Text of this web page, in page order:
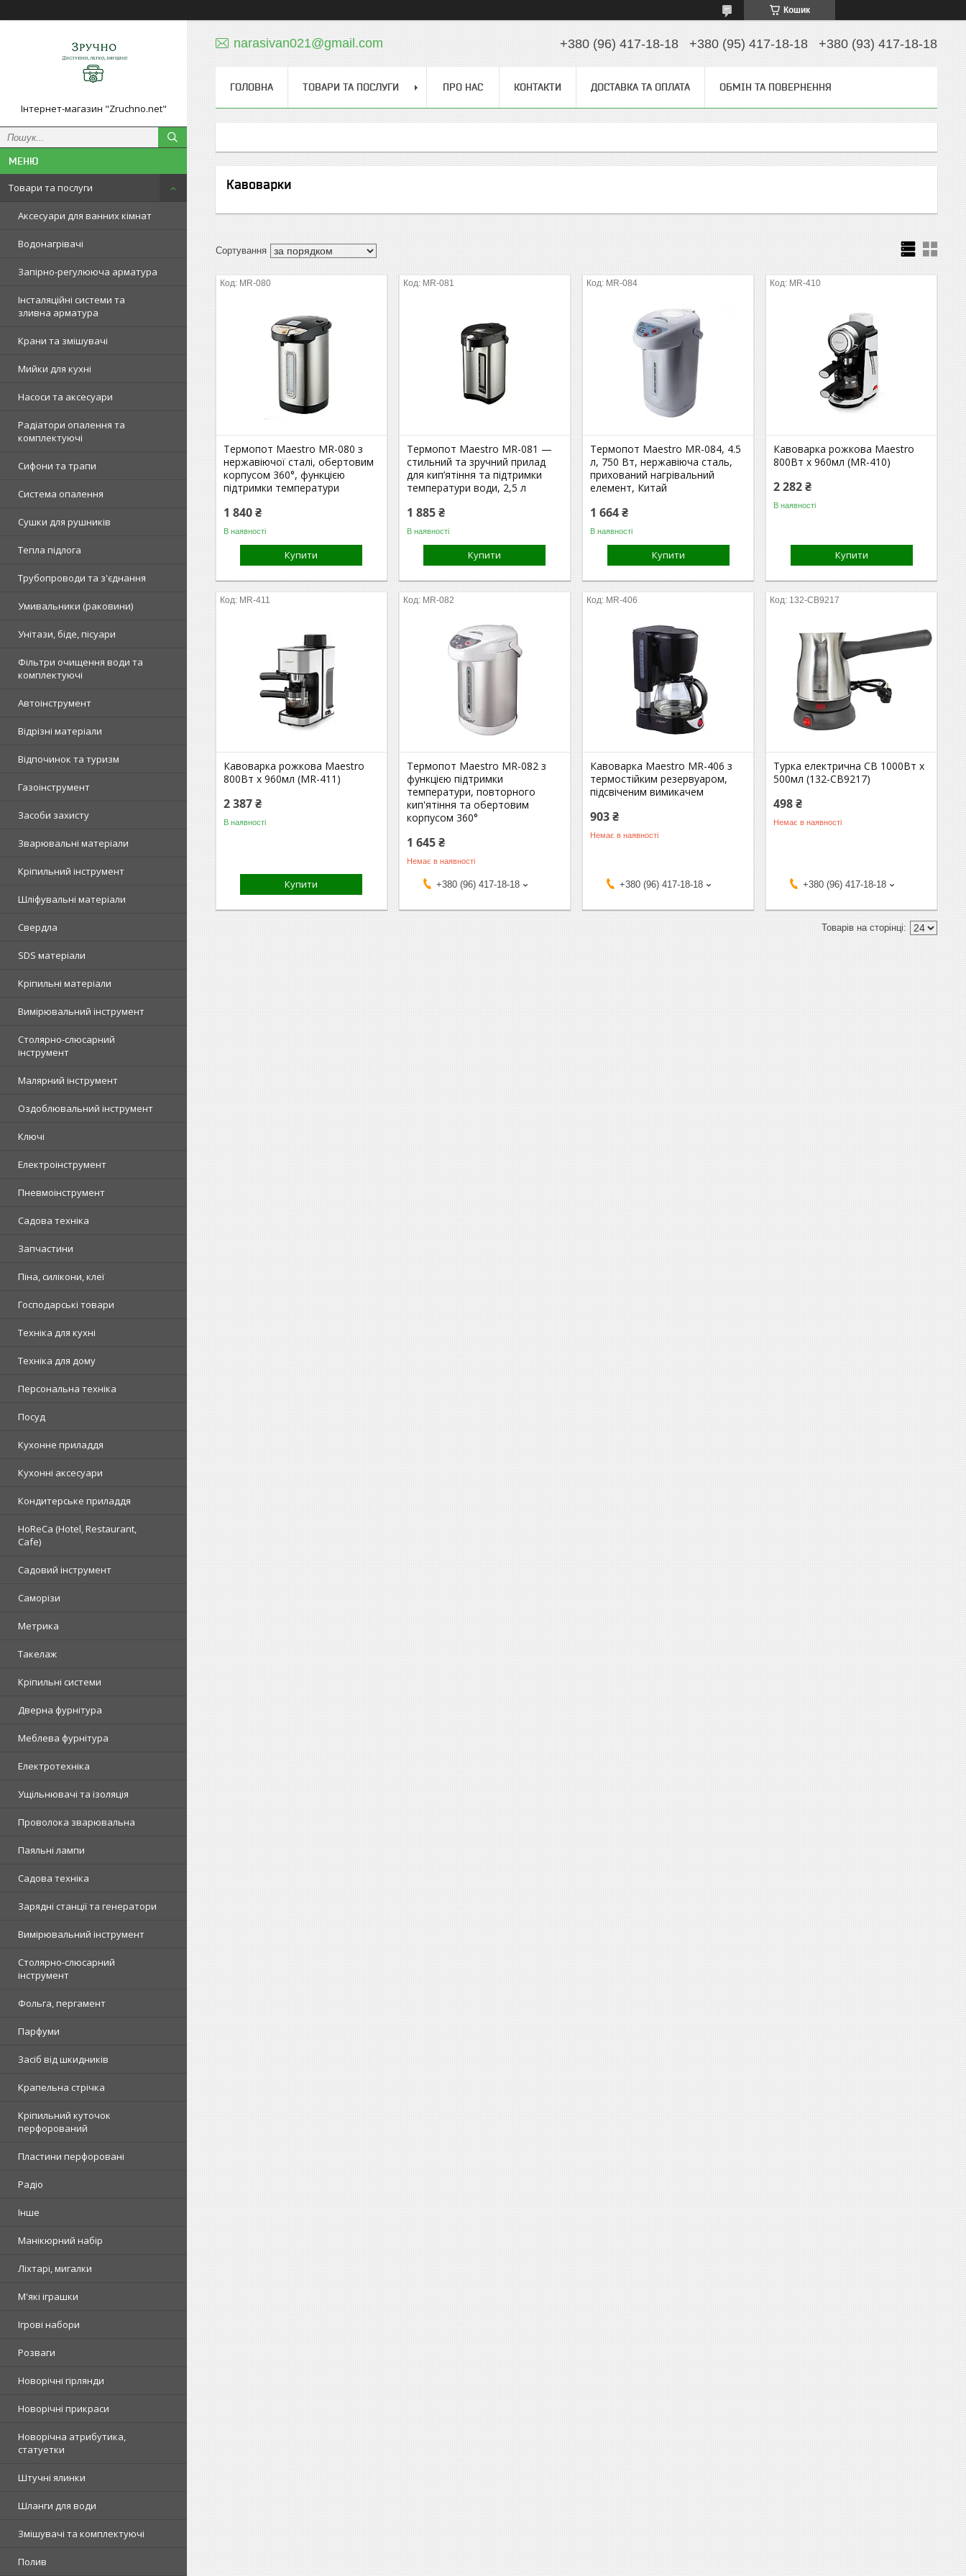
Кошик
Інтернет-магазин "Zruchno.net"
Товари та послуги
Аксесуари для ванних кімнат
Водонагрівачі
Запірно-регулююча арматура
Інсталяційні системи та
зливна арматура
Крани та змішувачі
Мийки для кухні
Насоси та аксесуари
Радіатори опалення та
комплектуючі
Сифони та трапи
Система опалення
Сушки для рушників
Тепла підлога
Трубопроводи та з'єднання
Умивальники (раковини)
Унітази, біде, пісуари
Фільтри очищення води та
комплектуючі
Автоінструмент
Відрізні матеріали
Відпочинок та туризм
Газоінструмент
Засоби захисту
Зварювальні матеріали
Кріпильний інструмент
Шліфувальні матеріали
Свердла
SDS матеріали
Кріпильні матеріали
Вимірювальний інструмент
Столярно-слюсарний
інструмент
Малярний інструмент
Оздоблювальний інструмент
Ключі
Електроінструмент
Пневмоінструмент
Садова техніка
Запчастини
Піна, силікони, клеї
Господарські товари
Техніка для кухні
Техніка для дому
Персональна техніка
Посуд
Кухонне приладдя
Кухонні аксесуари
Кондитерське приладдя
HoReCa (Hotel, Restaurant,
Cafe)
Садовий інструмент
Саморізи
Метрика
Такелаж
Кріпильні системи
Дверна фурнітура
Меблева фурнітура
Електротехніка
Ущільнювачі та ізоляція
Проволока зварювальна
Паяльні лампи
Садова техніка
Зарядні станції та генератори
Вимірювальний інструмент
Столярно-слюсарний
інструмент
Фольга, пергамент
Парфуми
Засіб від шкидників
Крапельна стрічка
Кріпильний куточок
перфорований
Пластини перфоровані
Радіо
Інше
Манікюрний набір
Ліхтарі, мигалки
М'які іграшки
Ігрові набори
Розваги
Новорічні гірлянди
Новорічні прикраси
Новорічна атрибутика,
статуетки
Штучні ялинки
Шланги для води
Змішувачі та комплектуючі
Полив
narasivan021@gmail.com +380 (96) 417-18-18 +380 (95) 417-18-18 +380 (93) 417-18-18
ГОЛОВНА ТОВАРИ ТА ПОСЛУГИ ПРО НАС КОНТАКТИ ДОСТАВКА ТА ОПЛАТА ОБМІН ТА ПОВЕРНЕННЯ
Кавоварки
MR-080
Термопот Maestro MR-080 з
нержавіючої сталі, обертовим
корпусом 360°, функцією
підтримки температури
1 840 ₴
В наявності
Купити
MR-081
Термопот Maestro MR-081 —
стильний та зручний прилад
для кип’ятіння та підтримки
температури води, 2,5 л
1 885 ₴
В наявності
Купити
MR-084
Термопот Maestro MR-084, 4.5
л, 750 Вт, нержавіюча сталь,
прихований нагрівальний
елемент, Китай
1 664 ₴
В наявності
Купити
MR-410
Кавоварка рожкова Maestro
800Вт x 960мл (MR-410)
2 282 ₴
В наявності
Купити
MR-411
Кавоварка рожкова Maestro
800Вт x 960мл (MR-411)
2 387 ₴
В наявності
Купити
MR-082
Термопот Maestro MR-082 з
функцією підтримки
температури, повторного
кип'ятіння та обертовим
корпусом 360°
1 645 ₴
Немає в наявності
+380 (96) 417-18-18
MR-406
Кавоварка Maestro MR-406 з
термостійким резервуаром,
підсвіченим вимикачем
903 ₴
Немає в наявності
+380 (96) 417-18-18
132-CB9217
Турка електрична CB 1000Вт x
500мл (132-CB9217)
498 ₴
Немає в наявності
+380 (96) 417-18-18